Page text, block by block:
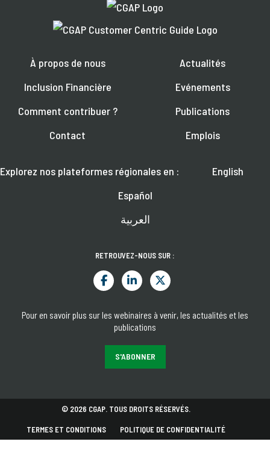
À propos de nous
Inclusion Financière
Comment contribuer ?
Contact
Actualités
Evénements
Publications
Emplois
Explorez nos plateformes régionales en :
English
Español
العربية
RETROUVEZ-NOUS SUR :
Pour en savoir plus sur les webinaires à venir, les actualités et les
publications
S'ABONNER
© 2026 CGAP. TOUS DROITS RÉSERVÉS.
TERMES ET CONDITIONS POLITIQUE DE CONFIDENTIALITÉ